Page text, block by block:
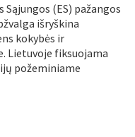
(ES) pažangos
išryškina
kokybės ir
Lietuvoje fiksuojama
požeminiame